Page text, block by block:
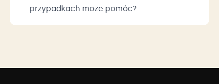
przypadkach może pomóc?